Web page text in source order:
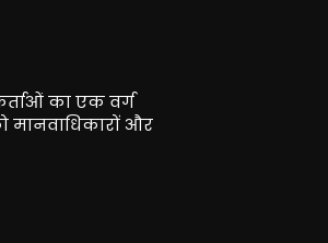
का एक वर्ग
मानवाधिकारों और